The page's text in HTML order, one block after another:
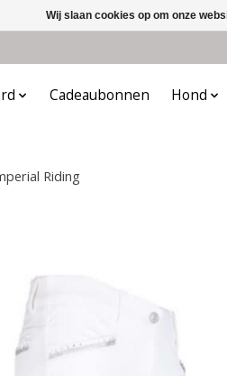
Cadeaubonnen Hond
Riding
Wij slaan cookies op om onze